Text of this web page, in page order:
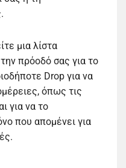
μια λίστα
πρόοδό σας για το
Drop για να
όπως τις
για να το
που απομένει για